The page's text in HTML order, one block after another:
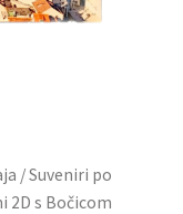
/Suveniri po
2D s Bočicom